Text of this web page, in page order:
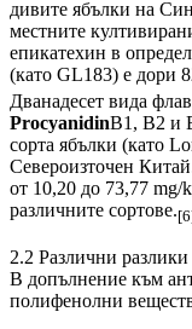
дивите ябълки на
местните
епикатехин в
(като GL183) е дори
Дванадесет вида
ProcyanidinB1, B2 и
сорта ябълки (като
Североизточен
от 10,20 до 73,77 mg/
различните сортове.
2.2 Различни
В допълнение към
полифенолни